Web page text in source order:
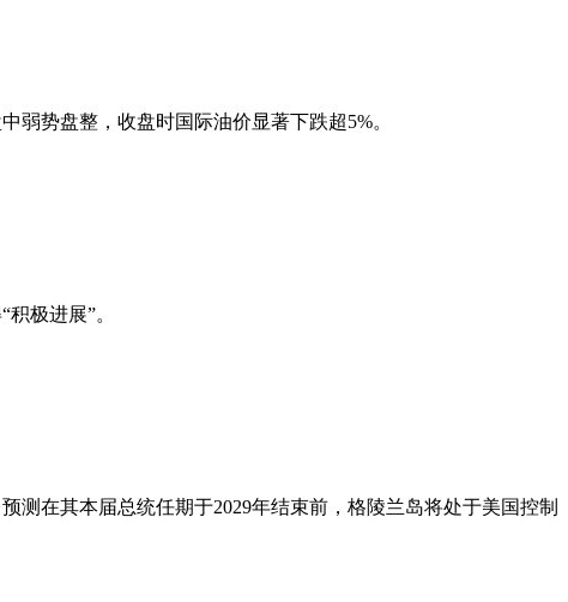
弱势盘整，收盘时国际油价显著下跌超5%。
极进展”。
在其本届总统任期于2029年结束前，格陵兰岛将处于美国控制